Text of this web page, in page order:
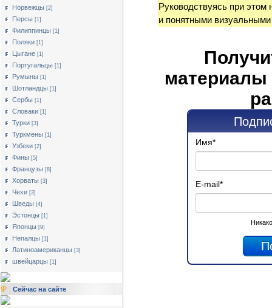
Норвежцы [2]
Персы [1]
Филиппинцы [1]
Поляки [1]
Цыгане [1]
Португальцы [1]
Румыны [1]
Шотландцы [1]
Сербы [1]
Словаки [1]
Турки [3]
Туркмены [1]
Узбеки [2]
Фины [5]
Французы [8]
Хорваты [3]
Чехи [3]
Шведы [4]
Эстонцы [1]
Японцы [9]
Непалцы [1]
Латиноамериканцы [3]
швейцарцы [1]
Сейчас на сайте
Руководствуясь при
и понятными
материалы
Имя*
E-mail*